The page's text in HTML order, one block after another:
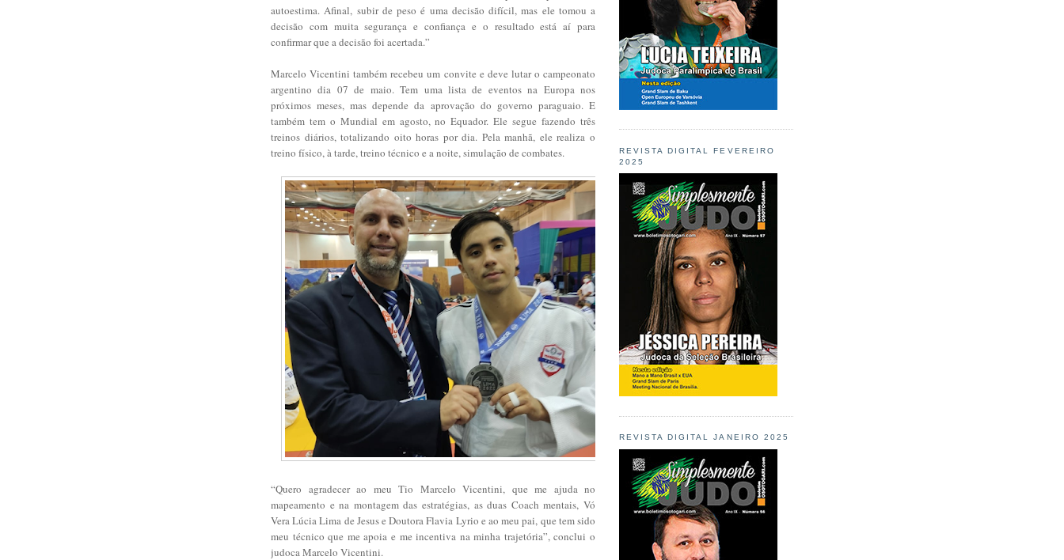
autoestima. Afinal, subir de peso é uma decisão difícil, mas ele tomou a
decisão com muita segurança e confiança e o resultado está aí para
confirmar que a decisão foi acertada.”
Marcelo Vicentini também recebeu um convite e deve lutar o campeonato
argentino dia 07 de maio. Tem uma lista de eventos na Europa nos
próximos meses, mas depende da aprovação do governo paraguaio. E
também tem o Mundial em agosto, no Equador. Ele segue fazendo três
treinos diários, totalizando oito horas por dia. Pela manhã, ele realiza o
treino físico, à tarde, treino técnico e a noite, simulação de combates.
“Quero agradecer ao meu Tio Marcelo Vicentini, que me ajuda no
mapeamento e na montagem das estratégias, as duas Coach mentais, Vó
Vera Lúcia Lima de Jesus e Doutora Flavia Lyrio e ao meu pai, que tem sido
meu técnico que me apoia e me incentiva na minha trajetória”, conclui o
judoca Marcelo Vicentini.
REVISTA DIGITAL FEVEREIRO
2025
REVISTA DIGITAL JANEIRO 2025